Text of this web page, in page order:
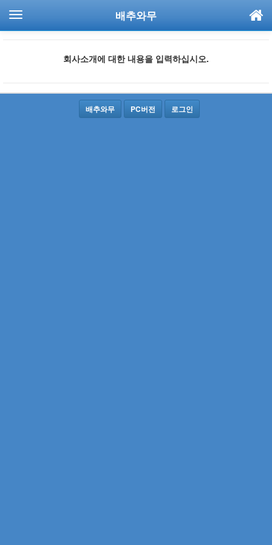
배추와무
회사소개에 대한 내용을 입력하십시오.
배추와무 PC버전 로그인